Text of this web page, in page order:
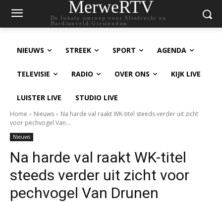
MerweRTV
De lokale omroep voor Sliedrecht en
Hardinxveld-Giessendam
NIEUWS STREEK SPORT AGENDA
TELEVISIE RADIO OVER ONS KIJK LIVE
LUISTER LIVE STUDIO LIVE
Home Nieuws
Na harde val raakt WK-titel steeds verder uit zicht
voor pechvogel Van...
Nieuws
Na harde val raakt WK-titel
steeds verder uit zicht voor
pechvogel Van Drunen